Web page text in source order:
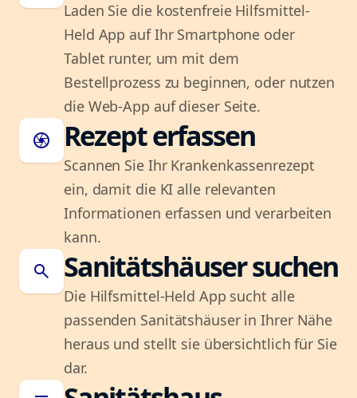
Laden Sie die kostenfreie Hilfsmittel-
Held App auf Ihr Smartphone oder
Tablet runter, um mit dem
Bestellprozess zu beginnen, oder nutzen
die Web-App auf dieser Seite.
camera Rezept erfassen
Scannen Sie Ihr Krankenkassenrezept
ein, damit die KI alle relevanten
Informationen erfassen und verarbeiten
kann.
search Sanitätshäuser suchen
Die Hilfsmittel-Held App sucht alle
passenden Sanitätshäuser in Ihrer Nähe
heraus und stellt sie übersichtlich für Sie
dar.